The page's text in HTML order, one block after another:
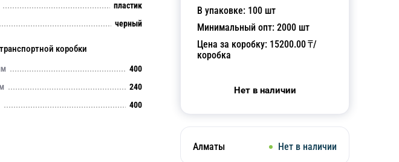
В упаковке: 100 шт
Минимальный опт: 2000 шт
Цена за коробку: 15200.00₸/
коробка
Нет в наличии
Алматы Нет в наличии
пластик
черный
коробки
400
240
400